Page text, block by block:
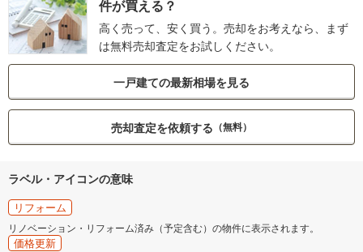
件が買える？
高く売って、安く買う。売却をお考えなら、まず
は無料売却査定をお試しください。
一戸建ての最新相場を見る
売却査定を依頼する （無料）
ラベル・アイコンの意味
リフォーム
リノベーション・リフォーム済み（予定含む）の物件に表示されます。
価格更新